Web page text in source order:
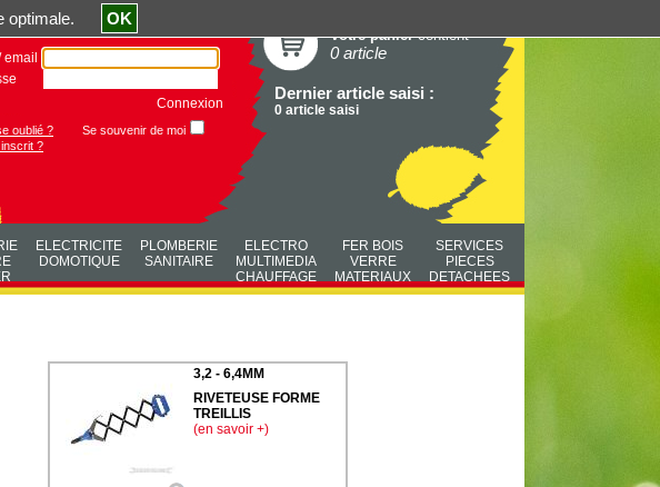
Connexion
oublié ?
Se souvenir de moi
?
Votre paniercontient
0 article
Dernier article saisi :
0 article saisi
ELECTRICITE
DOMOTIQUE
PLOMBERIE
SANITAIRE
ELECTRO
MULTIMEDIA
CHAUFFAGE
FER BOIS
VERRE
MATERIAUX
SERVICES
PIECES
DETACHEES
3,2 - 6,4MM
RIVETEUSE FORME
TREILLIS
(en savoir +)
optimale. OK